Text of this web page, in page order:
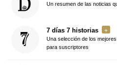
Un resumen de las noticias
7 días 7 historias
Una selección de los
para suscriptores